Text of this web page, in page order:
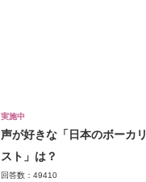
実施中
声が好きな「日本のボーカリ
スト」は？
回答数：49410